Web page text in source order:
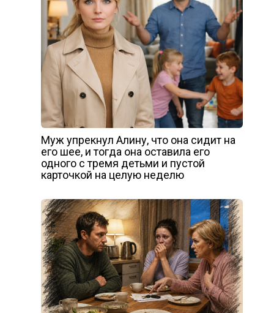
Муж упрекнул Алину, что она сидит на
его шее, и тогда она оставила его
одного с тремя детьми и пустой
карточкой на целую неделю